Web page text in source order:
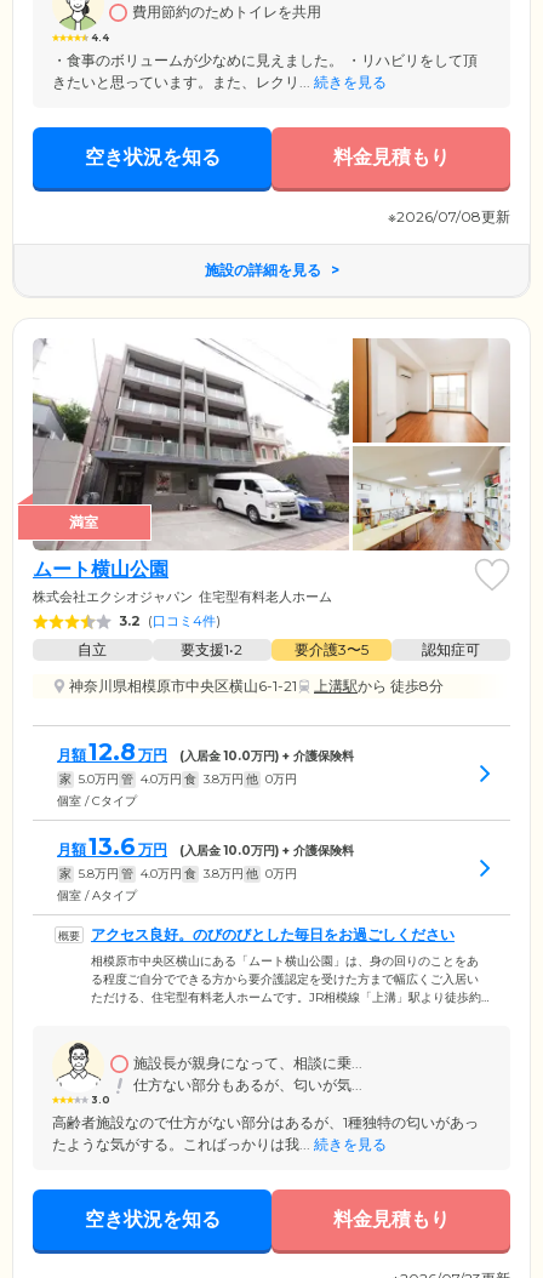
4.4
費用節約のためトイレを共用
・食事のボリュームが少なめに見えました。 ・リハビリをして頂
きたいと思っています。また、レクリ... 続きを見る
空き状況を知る 料金見積もり
※2026/07/08更新
施設の詳細を見る
満室
ムート横山公園
株式会社エクシオジャパン 住宅型有料老人ホーム
3.2 (口コミ4件)
自立 要支援1•2 要介護3〜5
認知症可
神奈川県相模原市中央区横山6-1-21
上溝駅から 徒歩8分
月額12.8 万円 (入居金10.0万円) + 介護保険料
家 5.0万円 管 4.0万円 食 3.8万円 他 0万円
個室 / Cタイプ
月額13.6 万円 (入居金10.0万円) + 介護保険料
家 5.8万円 管 4.0万円 食 3.8万円 他 0万円
個室 / Aタイプ
アクセス良好。のびのびとした毎日をお過ごしください
相模原市中央区横山にある「ムート横山公園」は、身の回りのことをあ
る程度ご自分でできる方から要介護認定を受けた方まで幅広くご入居い
ただける、住宅型有料老人ホームです。JR相模線「上溝」駅より徒歩約9
り、併設の市民プールで遊泳をお楽しみいただけます。ムートとは、古
代エジプト語で「母」の意味。「母のような愛情溢れるケア」をモット
ーに、ご入居者様にまるで我が家で過ごすようなゆったりとした日々を
お届けいたします。
3.0
施設長が親身になって、相談に乗...
仕方ない部分もあるが、匂いが気...
高齢者施設なので仕方がない部分はあるが、1種独特の匂いがあっ
たような気がする。こればっかりは我... 続きを見る
空き状況を知る 料金見積もり